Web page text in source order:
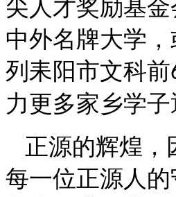
尖人才奖励基
中外名牌大学
列耒阳市文科前
力更多家乡学子
正源的辉煌，
每一位正源人